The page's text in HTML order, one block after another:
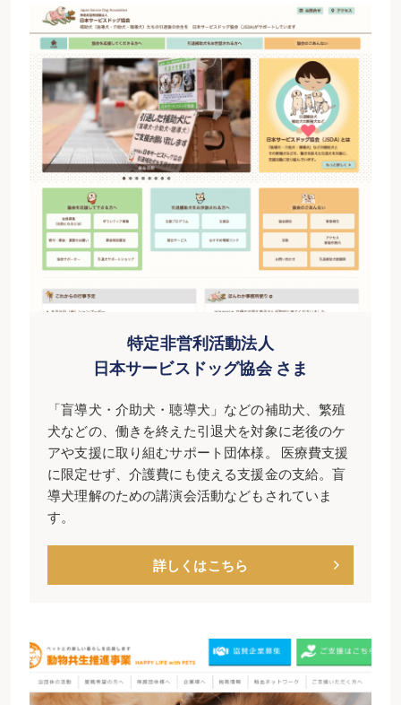
特定非営利活動法人
日本サービスドッグ協会 さま
「盲導犬・介助犬・聴導犬」などの補助犬、繁殖
犬などの、働きを終えた引退犬を対象に老後のケ
アや支援に取り組むサポート団体様。 医療費支援
に限定せず、介護費にも使える支援金の支給。盲
導犬理解のための講演会活動などもされていま
す。
詳しくはこちら